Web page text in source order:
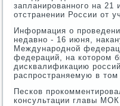
запланированного на
отстранении России от
Информация о
недавно - 16 июня,
Международной
федераций, на котором
дисквалификацию
распространяемую в
Песков
консультации главы